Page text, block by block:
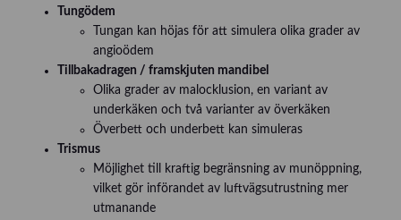
Tungödem
Tungan kan höjas för att simulera olika grader av
angioödem
Tillbakadragen / framskjuten mandibel
Olika grader av malocklusion, en variant av
underkäken och två varianter av överkäken
Överbett och underbett kan simuleras
Trismus
Möjlighet till kraftig begränsning av munöppning,
vilket gör införandet av luftvägsutrustning mer
utmanande